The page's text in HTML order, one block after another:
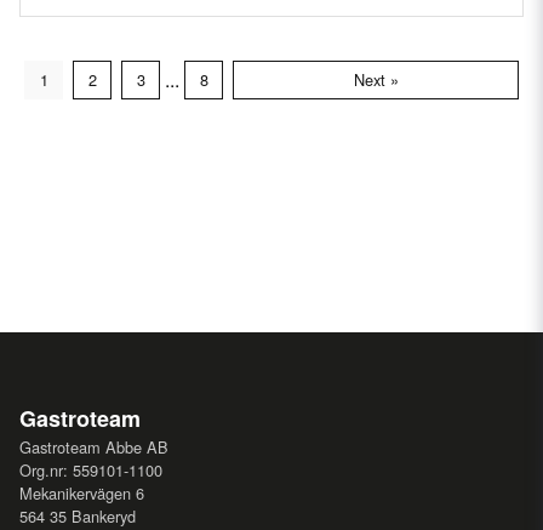
1 2 3 ... 8 Next »
Gastroteam
Gastroteam Abbe AB
Org.nr: 559101-1100
Mekanikervägen 6
564 35 Bankeryd